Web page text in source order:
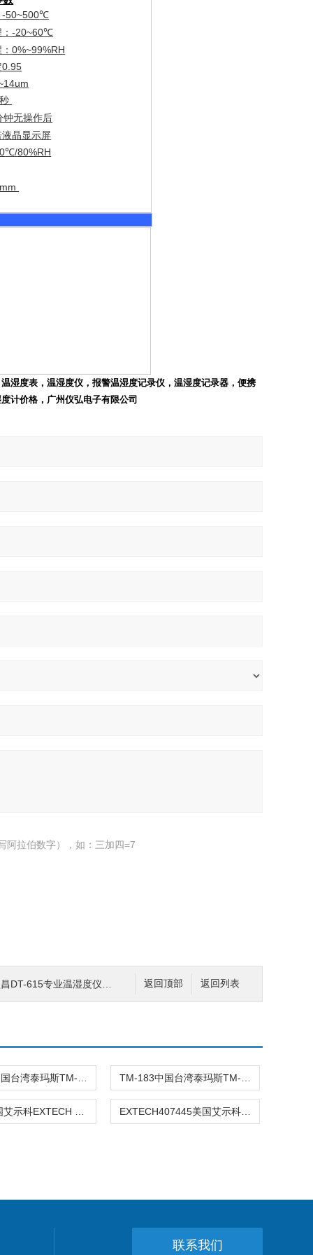
-50~500℃
：-20~60℃
：0%~99%RH
0.95
秒
钟无操作后
晶显示屏
℃/80%RH
湿度表，温湿度仪，报警温湿度记录仪，温湿度记录器，便携
计价格，广州仪弘电子有限公司
阿拉伯数字），如：三加四=7
返回列表
返回顶部
615专业温湿度仪DT6
联系我们